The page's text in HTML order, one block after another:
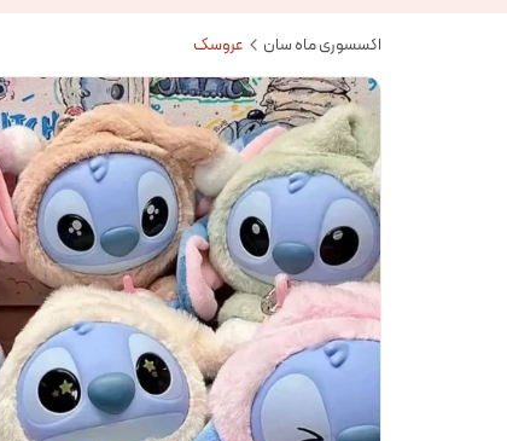
اکسسوری ماه سان عروسک